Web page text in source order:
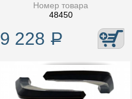
Номер товара
48450
9 228 Р